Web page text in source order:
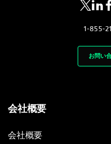
1-855-
お問い
会社概要
会社概要